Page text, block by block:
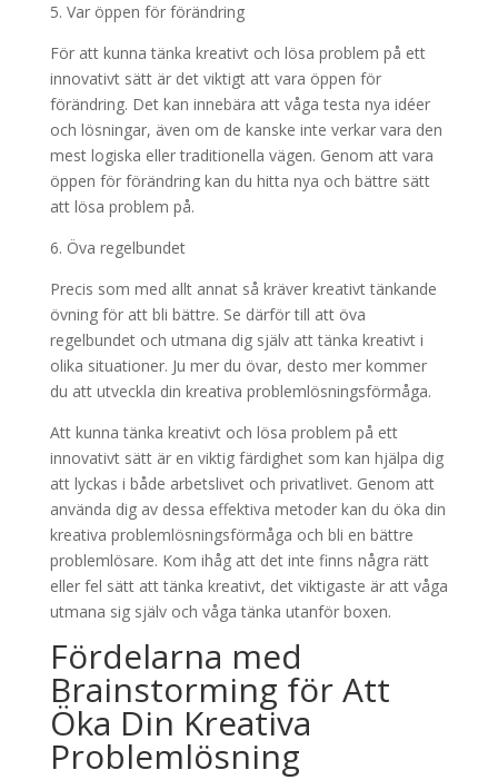
5. Var öppen för förändring
För att kunna tänka kreativt och lösa problem på ett
innovativt sätt är det viktigt att vara öppen för
förändring. Det kan innebära att våga testa nya idéer
och lösningar, även om de kanske inte verkar vara den
mest logiska eller traditionella vägen. Genom att vara
öppen för förändring kan du hitta nya och bättre sätt
att lösa problem på.
6. Öva regelbundet
Precis som med allt annat så kräver kreativt tänkande
övning för att bli bättre. Se därför till att öva
regelbundet och utmana dig själv att tänka kreativt i
olika situationer. Ju mer du övar, desto mer kommer
du att utveckla din kreativa problemlösningsförmåga.
Att kunna tänka kreativt och lösa problem på ett
innovativt sätt är en viktig färdighet som kan hjälpa dig
att lyckas i både arbetslivet och privatlivet. Genom att
använda dig av dessa effektiva metoder kan du öka din
kreativa problemlösningsförmåga och bli en bättre
problemlösare. Kom ihåg att det inte finns några rätt
eller fel sätt att tänka kreativt, det viktigaste är att våga
utmana sig själv och våga tänka utanför boxen.
Fördelarna med
Brainstorming för Att
Öka Din Kreativa
Problemlösning